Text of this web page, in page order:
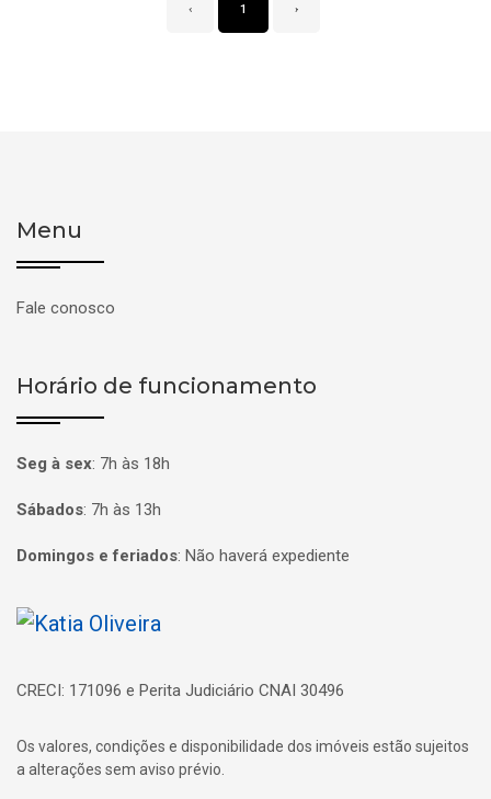
‹ 1 ›
Menu
Fale conosco
Horário de funcionamento
Seg à sex: 7h às 18h
Sábados: 7h às 13h
Domingos e feriados: Não haverá expediente
Página inicial
CRECI: 171096 e Perita Judiciário CNAI 30496
Os valores, condições e disponibilidade dos imóveis estão sujeitos
a alterações sem aviso prévio.